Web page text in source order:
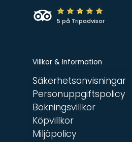
5 på Tripadvisor
Villkor & Information
Säkerhetsanvisningar
Personuppgiftspolicy
Bokningsvillkor
Köpvillkor
Miljöpolicy